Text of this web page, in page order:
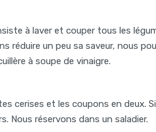
à laver et couper tous les
réduire un peu sa saveur, nous
à soupe de vinaigre.
cerises et les coupons en deux.
Nous réservons dans un saladier.